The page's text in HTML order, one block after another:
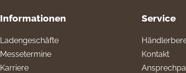
Informationen
Ladengeschäfte
Messetermine
Karriere
Service
Kontakt